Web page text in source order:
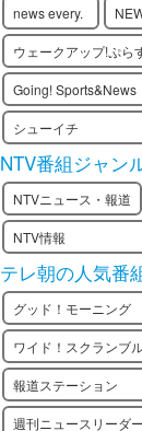
news every.
ウェークアップ!ぷら
Going! Sports&News
シューイチ
NTV番組ジャン
NTVニュース・報道
NTV情報
テレ朝の人気番
グッド！モーニング
ワイド！スクランブ
報道ステーション
週刊ニュースリーダー